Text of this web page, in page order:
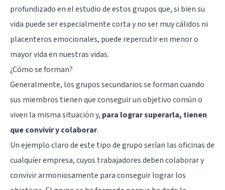
profundizado en el estudio de estos grupos que, si bien su
vida puede ser especialmente corta y no ser muy cálidos ni
placenteros emocionales, puede repercutir en menor o
mayor vida en nuestras vidas.
¿Cómo se forman?
Generalmente, los grupos secundarios se forman cuando
sus miembros tienen que conseguir un objetivo común o
viven la misma situación y, para lograr superarla, tienen
que convivir y colaborar.
Un ejemplo claro de este tipo de grupo serían las oficinas de
cualquier empresa, cuyos trabajadores deben colaborar y
convivir armoniosamente para conseguir lograr los